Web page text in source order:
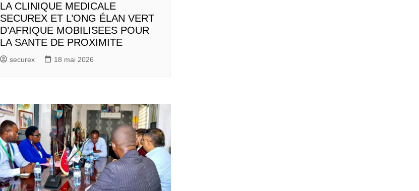
LA CLINIQUE MEDICALE
SECUREX ET L’ONG ÉLAN VERT
D’AFRIQUE MOBILISEES POUR
LA SANTE DE PROXIMITE
securex 18 mai 2026